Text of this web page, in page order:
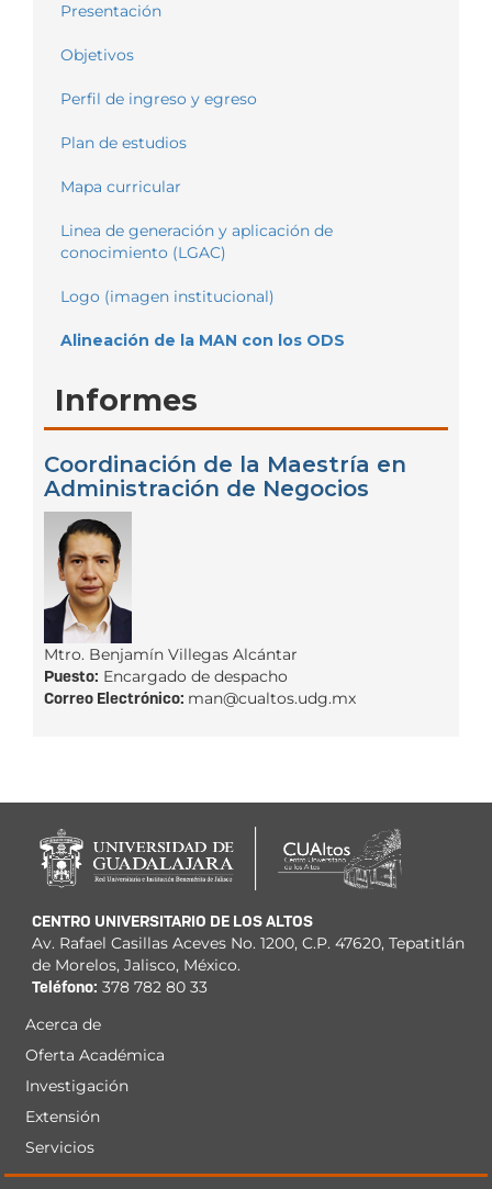
Presentación
Objetivos
Perfil de ingreso y egreso
Plan de estudios
Mapa curricular
Linea de generación y aplicación de
conocimiento (LGAC)
Logo (imagen institucional)
Alineación de la MAN con los ODS
Informes
Coordinación de la Maestría en
Administración de Negocios
Mtro. Benjamín Villegas Alcántar
Puesto: Encargado de despacho
Correo Electrónico: man@cualtos.udg.mx
CENTRO UNIVERSITARIO DE LOS ALTOS
Av. Rafael Casillas Aceves No. 1200, C.P. 47620, Tepatitlán
de Morelos, Jalisco, México.
Teléfono: 378 782 80 33
Menú
principal
Acerca de
Oferta Académica
Investigación
Extensión
Servicios